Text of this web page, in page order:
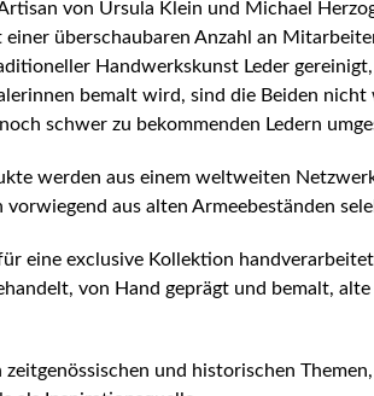
von Ursula Klein und Michael
einer überschaubaren Anzahl an
Handwerkskunst Leder
bemalt wird, sind die Beiden
schwer zu bekommenden Ledern
werden aus einem weltweiten
aus alten Armeebeständen
eine exclusive Kollektion
von Hand geprägt und bemalt,
zeitgenössischen und historischen